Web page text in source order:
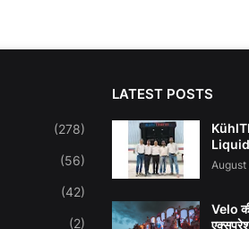
(278)
(56)
(42)
(2)
LATEST POSTS
Velo